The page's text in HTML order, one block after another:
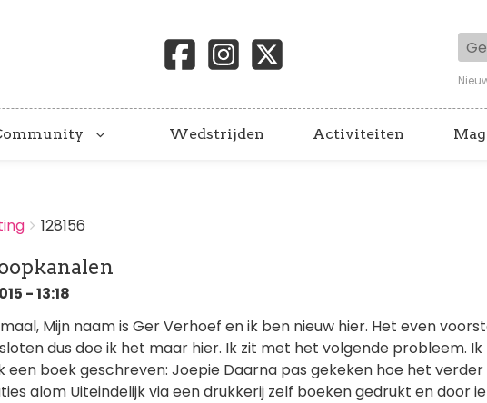
Wedstrijden Activiteiten
128156
- 13:18
Mijn naam is Ger Verhoef en ik ben nieuw hier. Het even
dus doe ik het maar hier. Ik zit met het volgende probleem. Ik
een boek geschreven: Joepie Daarna pas gekeken hoe het
alom Uiteindelijk via een drukkerij zelf boeken gedrukt en door